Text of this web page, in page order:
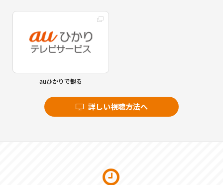
auひかりで観る
詳しい視聴方法へ